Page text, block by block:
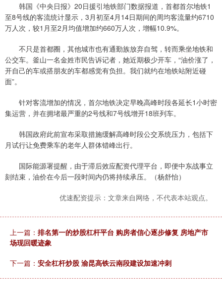
韩国《中央日报》20日援引地铁部门数据报道，首都首尔地铁1
至8号线的客流统计显示，3月初至4月14日期间的周均客流量约6710
万人次，较1月至2月均值增加约660万人次，增幅10.9%。
不只是首都圈，其他城市也有通勤族放弃自驾，转而乘坐地铁和
公交车。釜山一名金姓市民告诉记者，她近期极少开车，“油价涨了，
开自己的车或搭朋友的车都感觉有负担。我们就约在地铁站附近碰
面”。
针对客流增加的情况，首尔地铁决定早晚高峰时段各延长1小时密
集运营，并在拥堵最严重的2号线和7号线增开18班列车。
韩国政府此前宣布采取措施缓解高峰时段公交系统压力，包括下
月试行让免费乘车的老年人群体错峰出行。
国际能源署提醒，由于滞后效应配资代理平台，即便中东战事立
刻结束，油价在今后一段时间内仍将持续承压。（杨舒怡）
优速配资提示：文章来自网络，不代表本站观点。
上一篇： 排名第一的炒股杠杆平台 购房者信心逐步修复 房地产市
场现回暖迹象
下一篇： 安全杠杆炒股 渝昆高铁云南段建设加速冲刺